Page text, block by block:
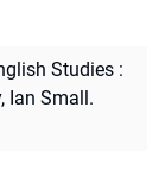
Studies :
Ian Small.